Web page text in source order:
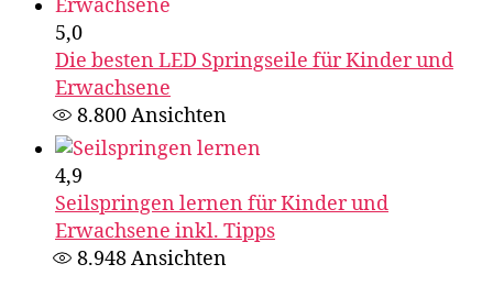
5,0
Die besten LED Springseile für Kinder und
Erwachsene
8.800Ansichten
4,9
Seilspringen lernen für Kinder und
Erwachsene inkl. Tipps
8.948Ansichten